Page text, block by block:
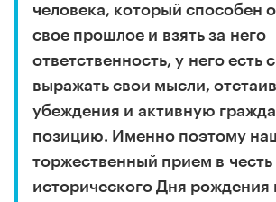
человека, который способен
свое прошлое и взять за него
ответственность, у него есть
выражать свои мысли,
убеждения и активную
позицию. Именно поэтому
торжественный прием в честь
исторического Дня рождения